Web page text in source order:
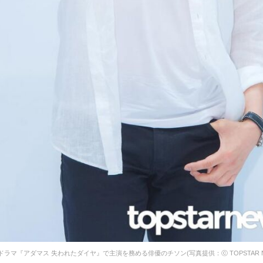
ラマ『アダマス 失われたダイヤ』で主演を務める俳優のチソン(写真提供：ⓒ TOPSTAR